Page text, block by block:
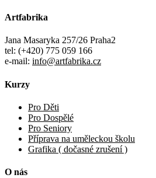
Artfabrika
Jana Masaryka 257/26 Praha2
tel: (+420) 775 059 166
e-mail: info@artfabrika.cz
Kurzy
Pro Děti
Pro Dospělé
Pro Seniory
Příprava na uměleckou školu
Grafika ( dočasné zrušení )
O nás